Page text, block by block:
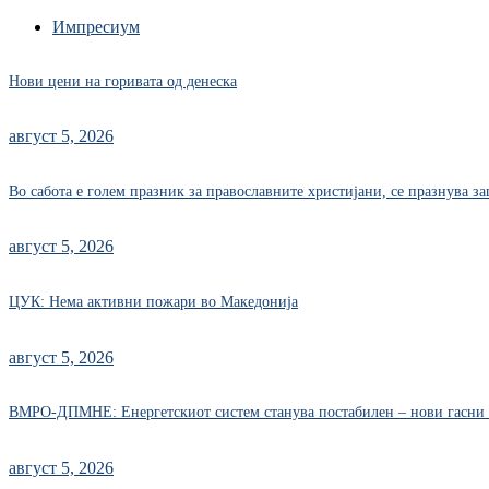
Импресиум
Нови цени на горивата од денеска
август 5, 2026
Во сабота е голем празник за православните христијани, се празнува
август 5, 2026
ЦУК: Нема активни пожари во Македонија
август 5, 2026
ВМРО-ДПМНЕ: Енергетскиот систем станува постабилен – нови гасни
август 5, 2026